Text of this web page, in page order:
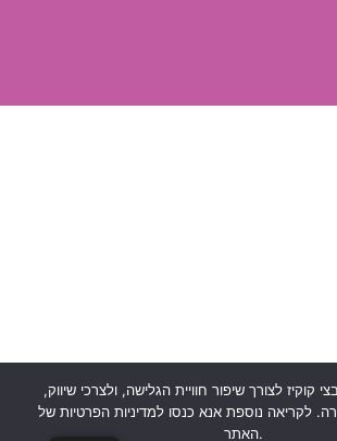
קוקיז לצורך שיפור חוויית הגלישה, ולצרכי שיווק,
לקריאה נוספת אנא כנסו למדיניות הפרטיות של
האתר.